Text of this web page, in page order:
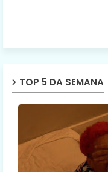
TOP 5 DA SEMANA